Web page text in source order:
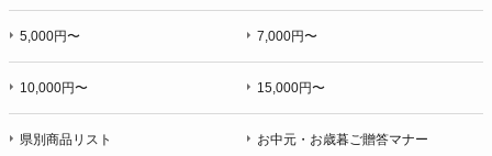
5,000円〜 7,000円〜
10,000円〜 15,000円〜
県別商品リスト お中元・お歳暮ご贈答マナー